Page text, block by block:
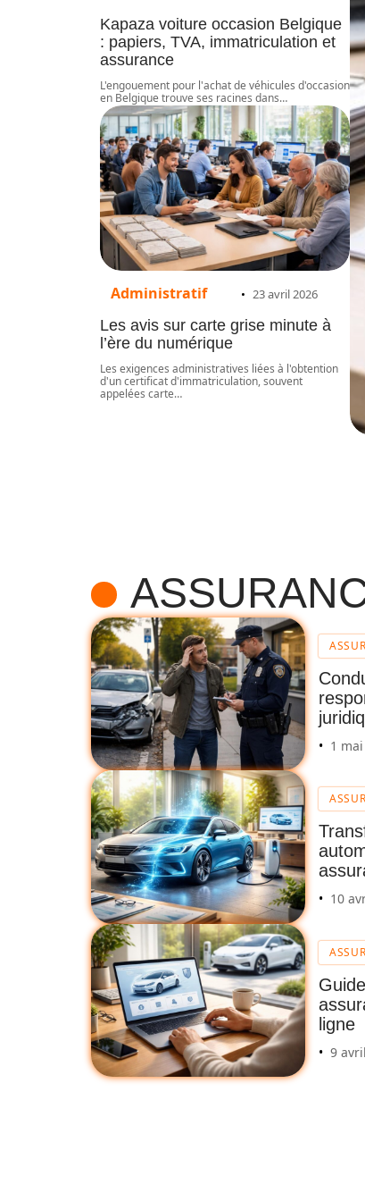
Kapaza voiture occasion Belgique
: papiers, TVA, immatriculation et
assurance
L'engouement pour l'achat de véhicules d'occasion
en Belgique trouve ses racines dans…
Administratif 23 avril 2026
Les avis sur carte grise minute à
l’ère du numérique
Les exigences administratives liées à l'obtention
d'un certificat d'immatriculation, souvent
appelées carte…
1
10
ligne
9